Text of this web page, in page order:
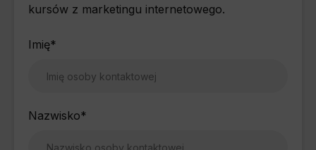
kursów z marketingu internetowego.
Imię*
Nazwisko*